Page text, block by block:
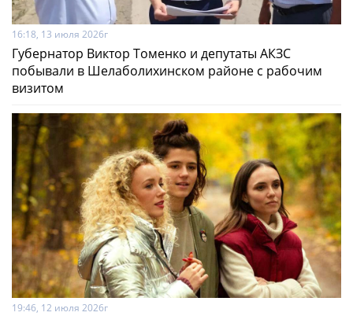
16:18, 13 июля 2026г
Губернатор Виктор Томенко и депутаты АКЗС
побывали в Шелаболихинском районе с рабочим
визитом
19:46, 12 июля 2026г